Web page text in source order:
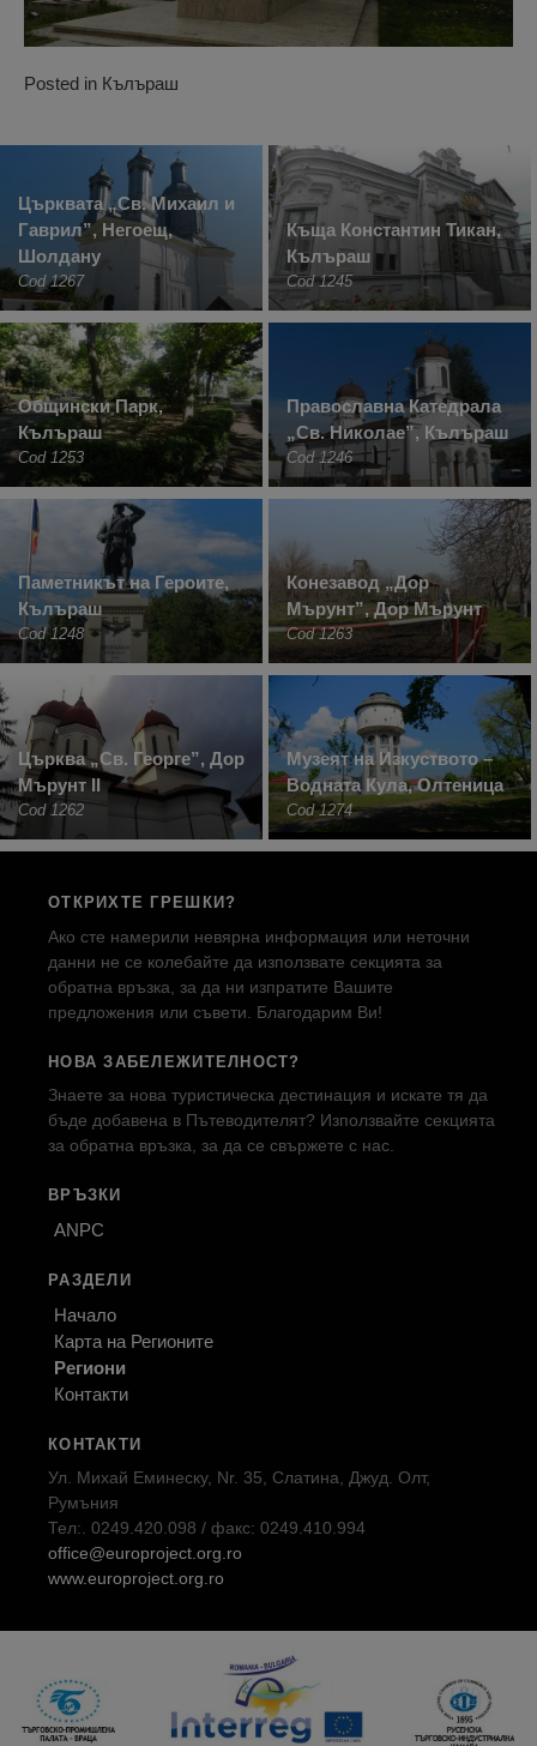
Posted in Кълъраш
Църквата „Св. Михаил и
Гаврил”, Негоещ,
Шолдану
Cod 1267
Къща Константин Тикан,
Кълъраш
Cod 1245
Общински Парк,
Кълъраш
Cod 1253
Православна Катедрала
„Св. Николае”, Кълъраш
Cod 1246
Паметникът на Героите,
Кълъраш
Cod 1248
Конезавод „Дор
Мърунт”, Дор Мърунт
Cod 1263
Църква „Св. Георге”, Дор
Мърунт II
Cod 1262
Музеят на Изкуството –
Водната Кула, Олтеница
Cod 1274
ОТКРИХТЕ ГРЕШКИ?
Ако сте намерили невярна информация или неточни
данни не се колебайте да използвате секцията за
обратна връзка, за да ни изпратите Вашите
предложения или съвети. Благодарим Ви!
НОВА ЗАБЕЛЕЖИТЕЛНОСТ?
Знаете за нова туристическа дестинация и искате тя да
бъде добавена в Пътеводителят? Използвайте секцията
за обратна връзка, за да се свържете с нас.
ВРЪЗКИ
ANPC
РАЗДЕЛИ
Начало
Карта на Регионите
Региони
Контакти
КОНТАКТИ
Ул. Михай Еминеску, Nr. 35, Слатина, Джуд. Олт,
Румъния
Тел:. 0249.420.098 / факс: 0249.410.994
office@europroject.org.ro
www.europroject.org.ro